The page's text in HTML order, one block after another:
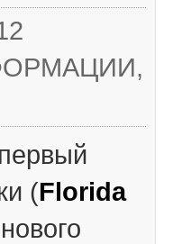
,
(Florida